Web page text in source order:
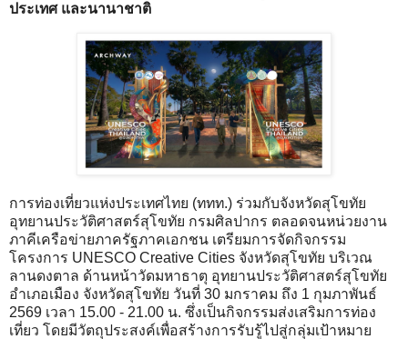
ประเทศ และนานาชาติ
การท่องเที่ยวแห่งประเทศไทย (ททท.) ร่วมกับจังหวัดสุโขทัย
อุทยานประวัติศาสตร์สุโขทัย กรมศิลปากร ตลอดจนหน่วยงาน
ภาคีเครือข่ายภาครัฐภาคเอกชน เตรียมการจัดกิจกรรม
โครงการ UNESCO Creative Cities จังหวัดสุโขทัย บริเวณ
ลานดงตาล ด้านหน้าวัดมหาธาตุ อุทยานประวัติศาสตร์สุโขทัย
อำเภอเมือง จังหวัดสุโขทัย วันที่ 30 มกราคม ถึง 1 กุมภาพันธ์
2569 เวลา 15.00 - 21.00 น. ซึ่งเป็นกิจกรรมส่งเสริมการท่อง
เที่ยว โดยมีวัตถุประสงค์เพื่อสร้างการรับรู้ไปสู่กลุ่มเป้าหมาย